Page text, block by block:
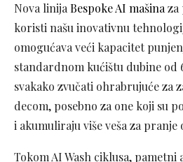
Nova linijaBespoke AI mašinaza
koristi našu inovativnu
omogućava veći kapacitet
standardnom kućištu dubine od
svakako zvučati ohrabrujuće za
decom, posebno za one koji su
i akumuliraju više veša za pranje
Tokom AI Wash ciklusa,